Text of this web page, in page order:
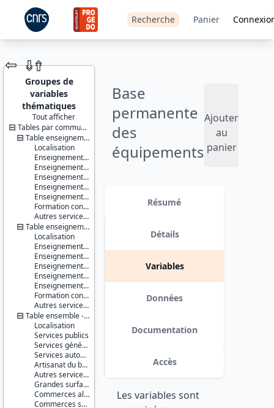
Recherche Panier
JEU DE
DONNÉES
Base
permanente
des
équipements
Ajouter
au
panier
⇦ ⇮⇮
Groupes de
variables
thématiques
Tout afficher
Tables par communes ou IRIS
Table enseignement - communes
Localisation
Enseignement du premier degré
Enseignement du second degré premier cycle
Enseignement du second degré second cycle
Enseignement supérieur non universitaire
Enseignement supérieur universitaire
Formation continue
Autres services de l'éducation
Table enseignement - IRIS
Localisation
Enseignement du premier degré
Enseignement du second degré premier cycle
Enseignement du second degré second cycle
Enseignement supérieur non universitaire
Enseignement supérieur universitaire
Formation continue
Autres services de l'éducation
Table ensemble - communes
Localisation
Services publics
Services généraux
Services automobiles
Artisanat du bâtiment
Autres services à la population
Grandes surfaces
Commerces alimentaires
Commerces spécialisés non alimentaires
Identifiants :
lil-1483
doi:10.13144/lil-
1483
Thème :
Données
localisées
Série :
Base
permanente
des
équipements
(BPE)
Couverture
géographique :
France
métropolitaine
Guadeloupe
Martinique
Guyane
Résumé
Détails
Variables
Données
Documentation
Accès
Les variables sont